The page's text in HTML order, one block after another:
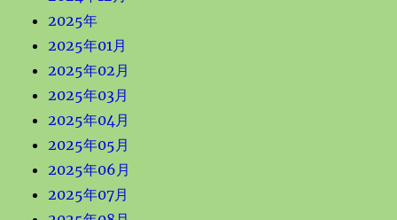
2025年
2025年01月
2025年02月
2025年03月
2025年04月
2025年05月
2025年06月
2025年07月